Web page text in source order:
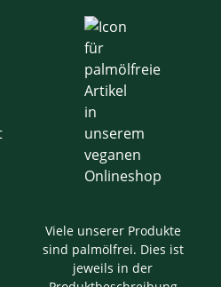
Viele unserer Produkte
sind palmölfrei. Dies ist
jeweils in der